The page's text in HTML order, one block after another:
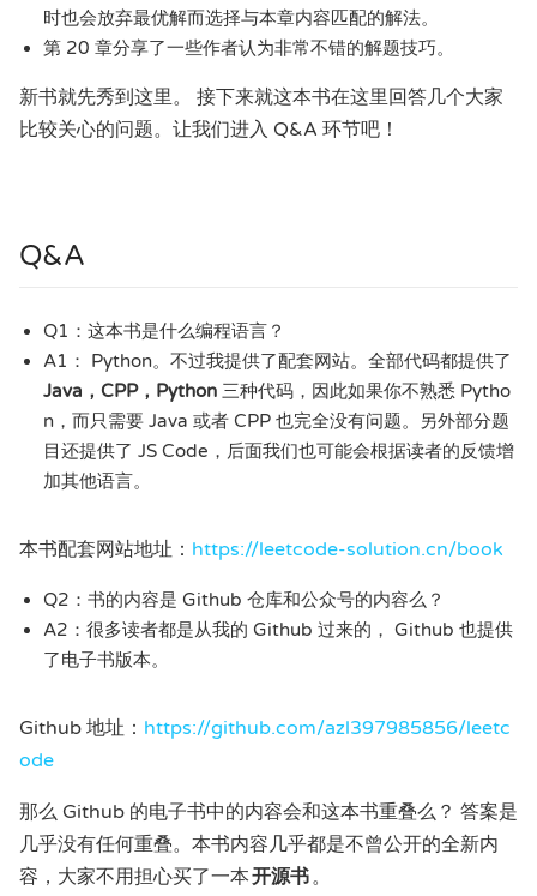
时也会放弃最优解而选择与本章内容匹配的解法。
第 20 章分享了一些作者认为非常不错的解题技巧。
新书就先秀到这里。 接下来就这本书在这里回答几个大家
比较关心的问题。让我们进入 Q&A 环节吧！
Q&A
Q1：这本书是什么编程语言？
A1： Python。不过我提供了配套网站。全部代码都提供了
Java，CPP，Python 三种代码，因此如果你不熟悉 Pytho
n，而只需要 Java 或者 CPP 也完全没有问题。另外部分题
目还提供了 JS Code，后面我们也可能会根据读者的反馈增
加其他语言。
本书配套网站地址： https://leetcode-solution.cn/book
Q2：书的内容是 Github 仓库和公众号的内容么？
A2：很多读者都是从我的 Github 过来的， Github 也提供
了电子书版本。
Github 地址： https://github.com/azl397985856/leetc
ode
那么 Github 的电子书中的内容会和这本书重叠么？ 答案是
几乎没有任何重叠。本书内容几乎都是不曾公开的全新内
容，大家不用担心买了一本开源书。